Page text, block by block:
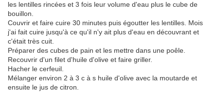
les lentilles rincées et 3 fois leur volume d'eau plus le cube de
bouillon.
Couvrir et faire cuire 30 minutes puis égoutter les lentilles. Mois
j'ai fait cuire jusqu'à ce qu'il n'y ait plus d'eau en découvrant et
c'était très cuit.
Préparer des cubes de pain et les mettre dans une poêle.
Recouvrir d'un filet d'huile d'olive et faire griller.
Hacher le cerfeuil.
Mélanger environ 2 à 3 c à s huile d'olive avec la moutarde et
ensuite le jus de citron.